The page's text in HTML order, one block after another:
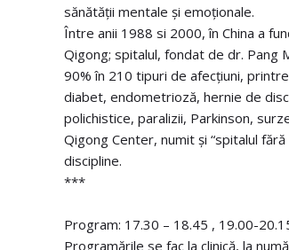
sănătății mentale și emoționale.
Între anii 1988 si 2000, în China a
Qigong; spitalul, fondat de dr. Pang
90% în 210 tipuri de afecțiuni,
diabet, endometrioză, hernie de
polichistice, paralizii, Parkinson,
Qigong Center, numit și “spitalul
discipline.
***
Program: 17.30 – 18.45 , 19.00-
Programările se fac la clinică, la